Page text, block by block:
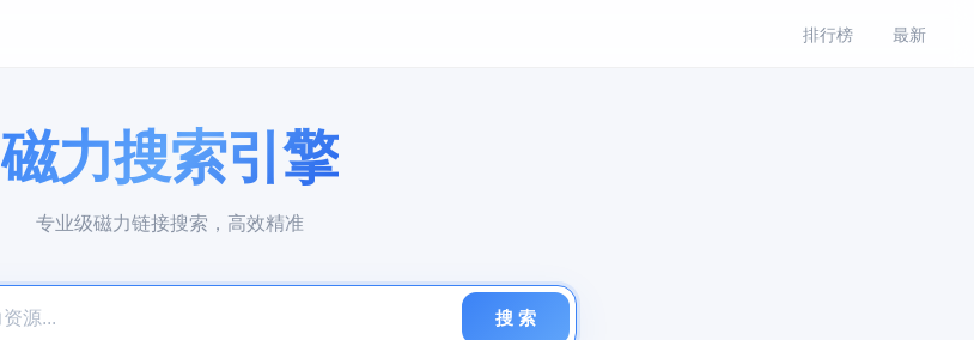
排行榜 最新
磁力搜索引擎
专业级磁力链接搜索，高效精准
搜 索